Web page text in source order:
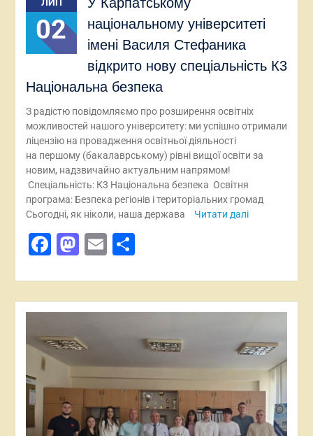
ЛИП
02
У Карпатському
національному університеті
імені Василя Стефаника
відкрито нову спеціальність К3
Національна безпека
З радістю повідомляємо про розширення освітніх
можливостей нашого університету: ми успішно отримали
ліцензію на провадження освітньої діяльності
на першому (бакалаврському) рівні вищої освіти за
новим, надзвичайно актуальним напрямом!
Спеціальність: К3 Національна безпека Освітня
програма: Безпека регіонів і територіальних громад
Сьогодні, як ніколи, наша держава
Читати далі
Facebook
Mastodon
Email